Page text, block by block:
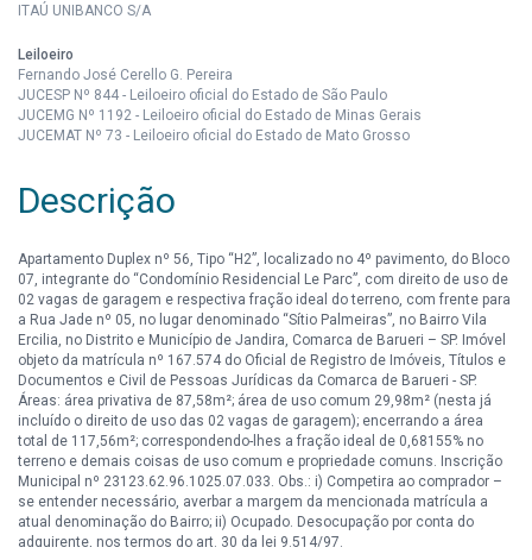
ITAÚ UNIBANCO S/A
Leiloeiro
Fernando José Cerello G. Pereira
JUCESP Nº 844 - Leiloeiro oficial do Estado de São Paulo
JUCEMG Nº 1192 - Leiloeiro oficial do Estado de Minas Gerais
JUCEMAT Nº 73 - Leiloeiro oficial do Estado de Mato Grosso
Descrição
Apartamento Duplex nº 56, Tipo “H2”, localizado no 4º pavimento, do Bloco
07, integrante do “Condomínio Residencial Le Parc”, com direito de uso de
02 vagas de garagem e respectiva fração ideal do terreno, com frente para
a Rua Jade nº 05, no lugar denominado “Sítio Palmeiras”, no Bairro Vila
Ercilia, no Distrito e Município de Jandira, Comarca de Barueri – SP. Imóvel
objeto da matrícula nº 167.574 do Oficial de Registro de Imóveis, Títulos e
Documentos e Civil de Pessoas Jurídicas da Comarca de Barueri - SP.
Áreas: área privativa de 87,58m²; área de uso comum 29,98m² (nesta já
incluído o direito de uso das 02 vagas de garagem); encerrando a área
total de 117,56m²; correspondendo-lhes a fração ideal de 0,68155% no
terreno e demais coisas de uso comum e propriedade comuns. Inscrição
Municipal nº 23123.62.96.1025.07.033. Obs.: i) Competira ao comprador –
se entender necessário, averbar a margem da mencionada matrícula a
atual denominação do Bairro; ii) Ocupado. Desocupação por conta do
adquirente, nos termos do art. 30 da lei 9.514/97.